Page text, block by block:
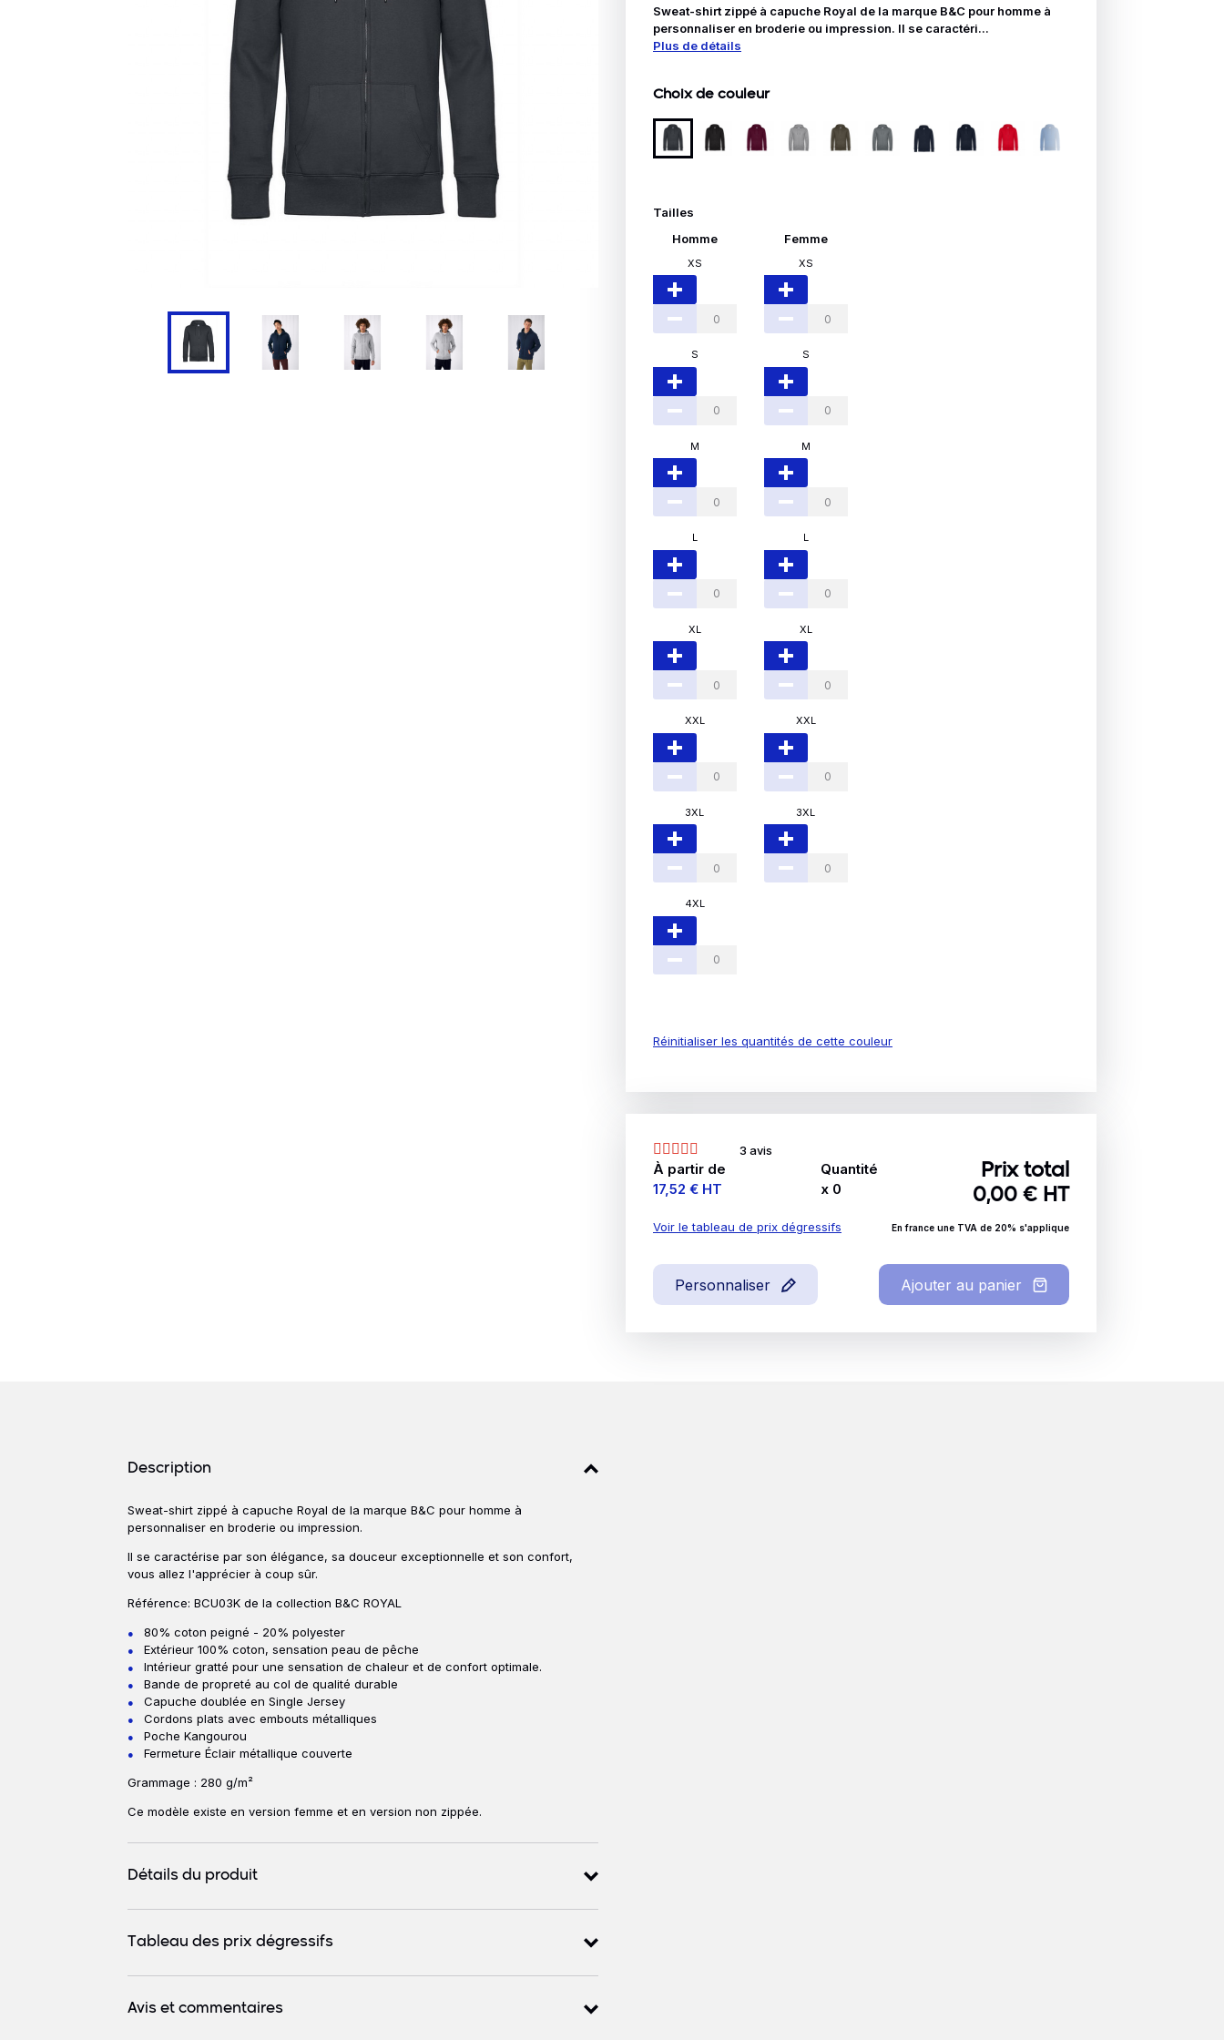
Blouse, Tunique et Chasuble
Tablier
Chaussures de sécurité
Parapluie
Echarpe et Tour de Cou
Ceinture
Sweat-shirt zippé à capuche Royal de la marque B&C pour homme à
personnaliser en broderie ou impression. Il se caractéri...
Plus de détails
Choix de couleur
Tailles
Homme
XS
S
M
L
XL
XXL
3XL
4XL
Femme
XS
S
M
L
XL
XXL
3XL
Réinitialiser les quantités de cette couleur
3 avis
À partir de
Prix
17,52 € HT
Quantité
x 0
Prix total
0,00 € HT
Voir le tableau de prix dégressifs En france une TVA de 20% s'applique
Personnaliser Ajouter au panier
Détails produits
Description
Description
Sweat-shirt zippé à capuche Royal de la marque B&C pour homme à
personnaliser en broderie ou impression.
Il se caractérise par son élégance, sa douceur exceptionnelle et son confort,
vous allez l'apprécier à coup sûr.
Référence: BCU03K de la collection B&C ROYAL
80% coton peigné - 20% polyester
Extérieur 100% coton, sensation peau de pêche
Intérieur gratté pour une sensation de chaleur et de confort optimale.
Bande de propreté au col de qualité durable
Capuche doublée en Single Jersey
Cordons plats avec embouts métalliques
Poche Kangourou
Fermeture Éclair métallique couverte
Grammage : 280 g/m²
Ce modèle existe en version femme et en version non zippée.
Détails du produit
Tableau des prix dégressifs
Avis et commentaires